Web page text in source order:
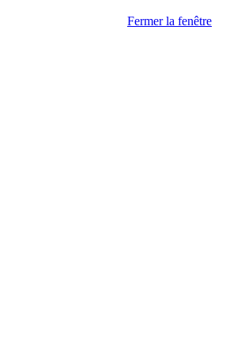
Fermer la fenêtre